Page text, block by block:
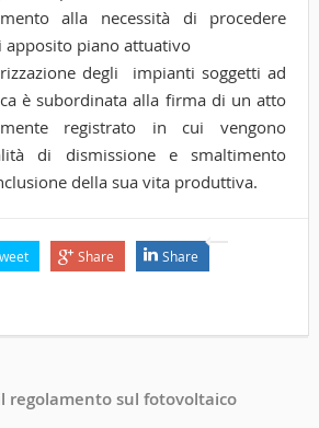
alla necessità di procedere
apposito piano attuativo
degli impianti soggetti ad
è subordinata alla firma di un atto
registrato in cui vengono
di dismissione e smaltimento
della sua vita produttiva.
Share Share
regolamento sul fotovoltaico